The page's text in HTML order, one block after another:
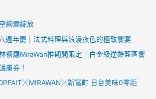
絢爛綻放
週年慶｜法式料理與浪漫夜色的極致饗宴
餐廳MiraWan推期間限定「白金級逆齡藍區饗
膚券！
新富町 日台美味0零距